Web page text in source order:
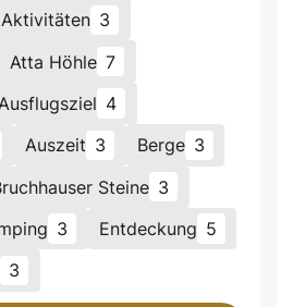
Aktivitäten 3
Atta Höhle 7
Ausflugsziel 4
Auszeit 3 Berge 3
Steine 3
3 Entdeckung 5
3